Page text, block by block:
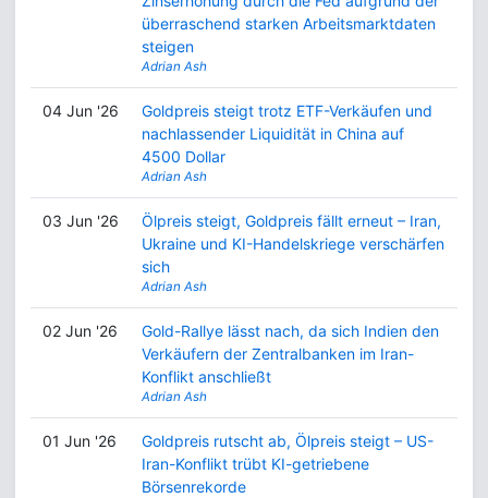
überraschend starken Arbeitsmarktdaten
steigen
Adrian Ash
04 Jun '26
Goldpreis steigt trotz ETF-Verkäufen und
nachlassender Liquidität in China auf
4500 Dollar
Adrian Ash
03 Jun '26
Ölpreis steigt, Goldpreis fällt erneut – Iran,
Ukraine und KI-Handelskriege verschärfen
sich
Adrian Ash
02 Jun '26
Gold-Rallye lässt nach, da sich Indien den
Verkäufern der Zentralbanken im Iran-
Konflikt anschließt
Adrian Ash
01 Jun '26
Goldpreis rutscht ab, Ölpreis steigt – US-
Iran-Konflikt trübt KI-getriebene
Börsenrekorde